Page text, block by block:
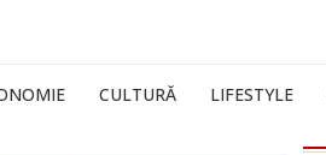
CULTURĂ LIFESTYLE